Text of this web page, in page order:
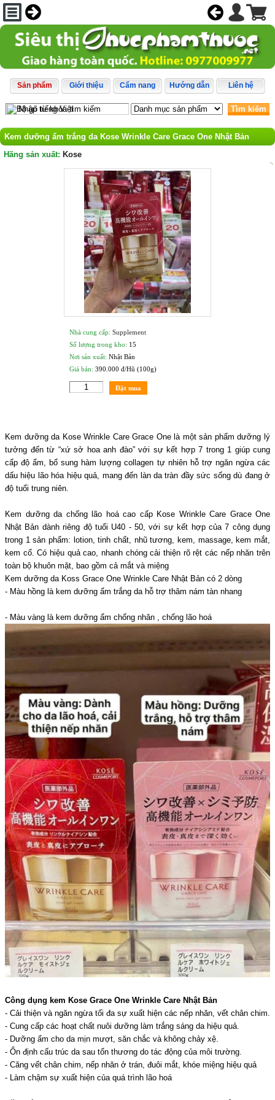
Sản phẩm Giới thiệu Cẩm nang Hướng dẫn Liên hệ
Tìm kiếm
Kem dưỡng ẩm trắng da Kose Wrinkle Care Grace One Nhật Bản
Hãng sản xuất: Kose
Nhà cung cấp: Supplement
Số lượng trong kho: 15
Nơi sản xuất: Nhật Bản
Giá bán: 390.000 đ/Hũ (100g)
Đặt mua
Kem dưỡng da Kose Wrinkle Care Grace One là một sản phẩm dưỡng lý
tưởng đến từ “xứ sở hoa anh đào” với sự kết hợp 7 trong 1 giúp cung
cấp độ ẩm, bổ sung hàm lượng collagen tự nhiên hỗ trợ ngăn ngừa các
dấu hiệu lão hóa hiệu quả, mang đến làn da tràn đầy sức sống dù đang ở
độ tuổi trung niên.
Kem dưỡng da chống lão hoá cao cấp Kose Wrinkle Care Grace One
Nhật Bản dành riêng độ tuổi U40 - 50, với sự kết hợp của 7 công dụng
trong 1 sản phẩm: lotion, tinh chất, nhũ tương, kem, massage, kem mắt,
kem cổ. Có hiệu quả cao, nhanh chóng cải thiện rõ rệt các nếp nhăn trên
toàn bộ khuôn mặt, bao gồm cả mắt và miệng
Kem dưỡng da Koss Grace One Wrinkle Care Nhật Bản có 2 dòng
- Màu hồng là kem dưỡng ẩm trắng da hỗ trợ thâm nám tàn nhang
- Màu vàng là kem dưỡng ẩm chống nhăn , chống lão hoá
Công dụng kem Kose Grace One Wrinkle Care Nhật Bản
- Cải thiện và ngăn ngừa tối đa sự xuất hiện các nếp nhăn, vết chân chim.
- Cung cấp các hoạt chất nuôi dưỡng làm trắng sáng da hiệu quả.
- Dưỡng ẩm cho da mịn mượt, săn chắc và không chảy xệ.
- Ổn định cấu trúc da sau tổn thương do tác động của môi trường.
- Căng vết chân chim, nếp nhăn ở trán, đuôi mắt, khóe miệng hiệu quả
- Làm chậm sự xuất hiện của quá trình lão hoá